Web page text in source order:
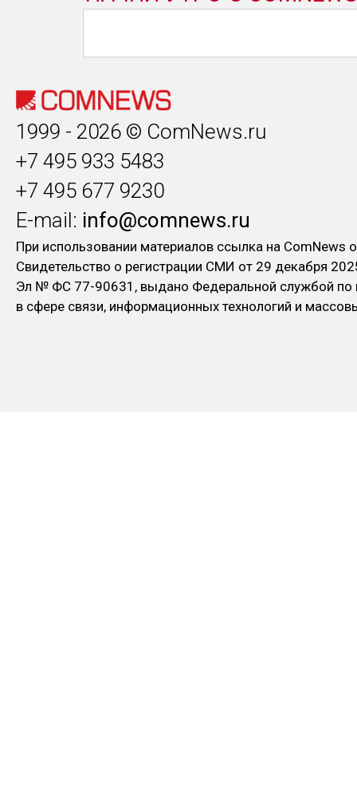
1999 - 2026 © ComNews.ru
+7 495 933 5483
+7 495 677 9230
E-mail: info@comnews.ru
При использовании материалов ссылка на ComNews
Свидетельство о регистрации СМИ от 29 декабря
Эл № ФC 77-90631, выдано Федеральной службой по
в сфере связи, информационных технологий и